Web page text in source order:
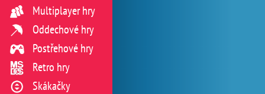
Multiplayer hry
Oddechové hry
Postřehové hry
Retro hry
Skákačky